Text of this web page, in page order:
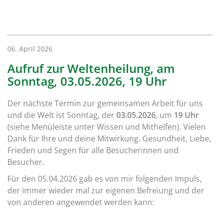
06. April 2026
Aufruf zur Weltenheilung, am
Sonntag, 03.05.2026, 19 Uhr
Der nächste Termin zur gemeinsamen Arbeit für uns
und die Welt ist Sonntag, der03.05.2026, um 19 Uhr
(siehe Menüleiste unter Wissen und Mithelfen). Vielen
Dank für Ihre und deine Mitwirkung. Gesundheit, Liebe,
Frieden und Segen für alle Besucherinnen und
Besucher.
Für den 05.04.2026 gab es von mir folgenden Impuls,
der immer wieder mal zur eigenen Befreiung und der
von anderen angewendet werden kann: